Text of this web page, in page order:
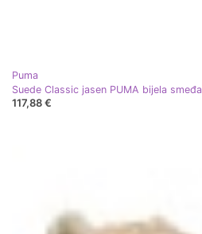
Puma
Suede Classic jasen PUMA bijela smeđa
117,88 €